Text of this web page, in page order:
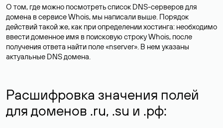
О том, где можно посмотреть список DNS-серверов для
домена в сервисе Whois, мы написали выше. Порядок
действий такой же, как при определении хостинга: необходимо
ввести доменное имя в поисковую строку Whois, после
получения ответа найти поле «nserver». В нем указаны
актуальные DNS домена.
Расшифровка значения полей
для доменов .ru, .su и .рф: